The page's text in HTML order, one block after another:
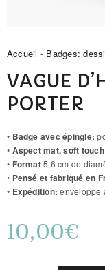
Accueil - Badges:
VAGUE
PORTER
• Badge avec épingle:
• Aspect mat, soft touch
• Format5,6 cm de
• Pensé et fabriqué en
• Expédition:enveloppe
10,00€